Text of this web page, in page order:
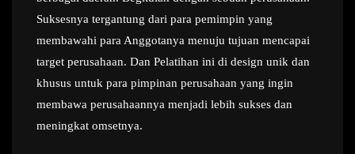
Suksesnya tergantung dari para pemimpin yang
membawahi para Anggotanya menuju tujuan mencapai
target perusahaan. Dan Pelatihan ini di design unik dan
khusus untuk para pimpinan perusahaan yang ingin
membawa perusahaannya menjadi lebih sukses dan
meningkat omsetnya.